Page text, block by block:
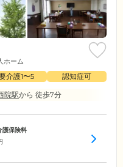
ホーム
介護1〜5
認知症可
院駅から 徒歩7分
護保険料